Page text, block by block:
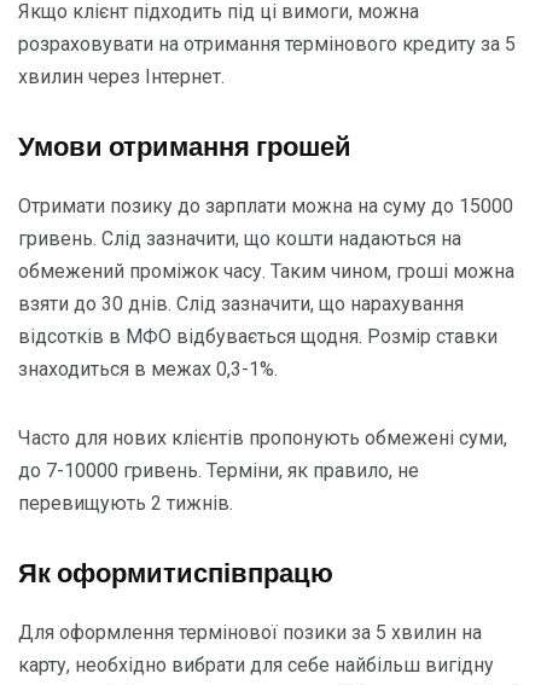
Якщо клієнт підходить під ці вимоги, можна
розраховувати на отримання термінового кредиту за 5
хвилин через Інтернет.
Умови отримання грошей
Отримати позику до зарплати можна на суму до 15000
гривень. Слід зазначити, що кошти надаються на
обмежений проміжок часу. Таким чином, гроші можна
взяти до 30 днів. Слід зазначити, що нарахування
відсотків в МФО відбувається щодня. Розмір ставки
знаходиться в межах 0,3-1%.
Часто для нових клієнтів пропонують обмежені суми,
до 7-10000 гривень. Терміни, як правило, не
перевищують 2 тижнів.
Як оформитиспівпрацю
Для оформлення термінової позики за 5 хвилин на
карту, необхідно вибрати для себе найбільш вигідну